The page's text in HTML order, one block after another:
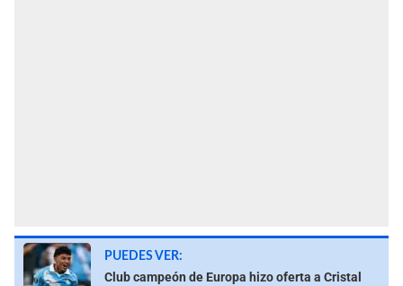
PUEDES VER:
Club campeón de Europa hizo oferta a Cristal